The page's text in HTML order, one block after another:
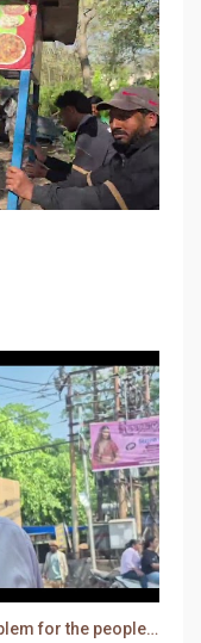
The old sewer line has become a problem for the people. Sewer water is entering people's houses.